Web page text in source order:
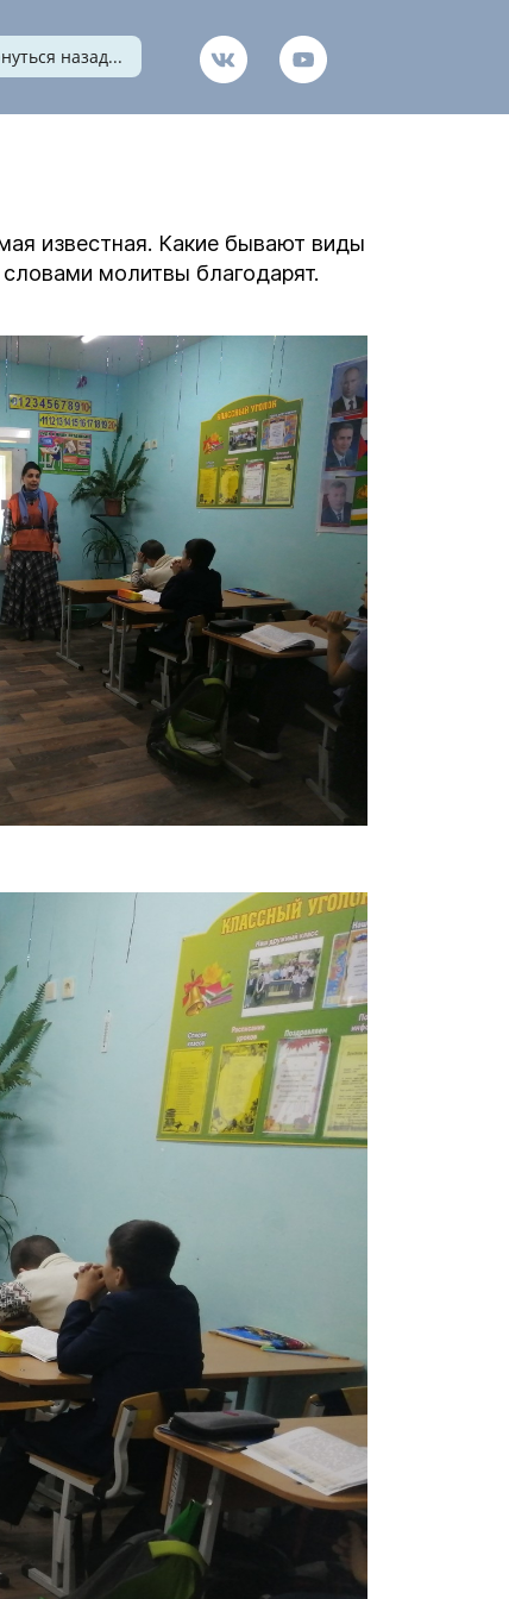
назад...
известная. Какие бывают виды
молитвы благодарят.